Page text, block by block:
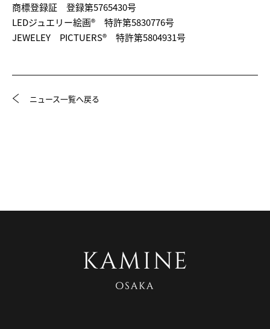
商標登録証 登録第5765430号
LEDジュエリー絵画® 特許第5830776号
JEWELEY PICTUERS® 特許第5804931号
ニュース一覧へ戻る